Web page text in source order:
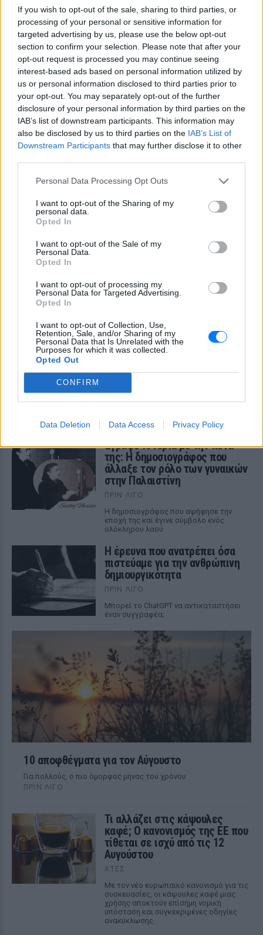
If you wish to opt-out of the sale, sharing to third parties, or
processing of your personal or sensitive information for
targeted advertising by us, please use the below opt-out
section to confirm your selection. Please note that after your
opt-out request is processed you may continue seeing
interest-based ads based on personal information utilized by
us or personal information disclosed to third parties prior to
your opt-out. You may separately opt-out of the further
disclosure of your personal information by third parties on the
IAB’s list of downstream participants. This information may
also be disclosed by us to third parties on the IAB’s List of
Downstream Participants that may further disclose it to other
Personal Data Processing Opt Outs
I want to opt-out of the Sharing of my
personal data.
Opted In
I want to opt-out of the Sale of my
Personal Data.
Opted In
I want to opt-out of processing my
Personal Data for Targeted Advertising.
Opted In
I want to opt-out of Collection, Use,
Retention, Sale, and/or Sharing of my
Personal Data that Is Unrelated with the
Purposes for which it was collected.
Opted Out
CONFIRM
Data Deletion Data Access Privacy Policy
ΔΙΑΦΗΜΙΣΗ
ΔΕΙΤΕ ΕΠΙΣΗΣ
ΣΤΗΝ ΙΔΙΑ ΚΑΤΗΓΟΡΙΑ
τρέχουν πλέον εδώ
Έγραψε ιστορία με την πένα
της: Η δημοσιογράφος που
άλλαξε τον ρόλο των γυναικών
στην Παλαιστίνη
ΠΡΙΝ ΛΊΓΟ
Η δημοσιογράφος που αψήφησε την
εποχή της και έγινε σύμβολο ενός
ολόκληρου λαού
Η έρευνα που ανατρέπει όσα
πιστεύαμε για την ανθρώπινη
δημιουργικότητα
ΠΡΙΝ ΛΊΓΟ
Mπορεί το ChatGPT να αντικαταστήσει
έναν συγγραφέα;
10 αποφθέγματα για τον Αύγουστο
Για πολλούς, ο πιο όμορφος μήνας του χρόνου
ΠΡΙΝ ΛΊΓΟ
Τι αλλάζει στις κάψουλες
καφέ; Ο κανονισμός της ΕΕ που
τίθεται σε ισχύ από τις 12
Αυγούστου
ΧΤΕΣ
Με τον νέο ευρωπαϊκό κανονισμό για τις
συσκευασίες, οι κάψουλες καφέ μιας
χρήσης αποκτούν επίσημη νομική
υπόσταση και συγκεκριμένες οδηγίες
ανακύκλωσης.